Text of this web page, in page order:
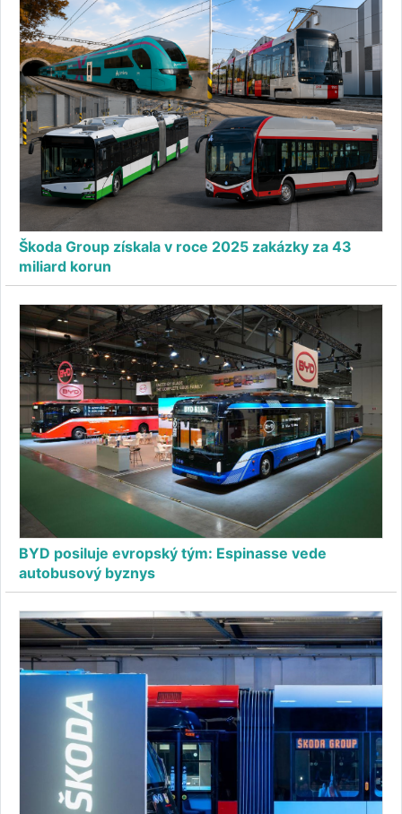
Škoda Group získala v roce 2025 zakázky za 43
miliard korun
BYD posiluje evropský tým: Espinasse vede
autobusový byznys